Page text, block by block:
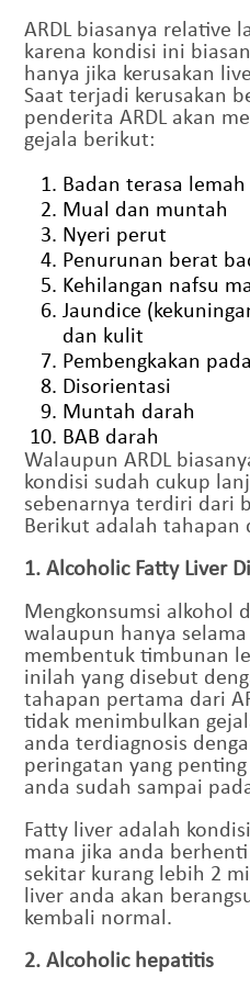
ARDL biasanya relative
karena kondisi ini
hanya jika kerusakan
Saat terjadi kerusakan
penderita ARDL akan
gejala berikut:
Badan terasa lemah
Mual dan muntah
Nyeri perut
Penurunan berat
Kehilangan nafsu
Jaundice
dan kulit
Pembengkakan
Disorientasi
Muntah darah
BAB darah
Walaupun ARDL
kondisi sudah cukup
sebenarnya terdiri dari
Berikut adalah tahapan
1. Alcoholic Fatty Liver
Mengkonsumsi alkohol
walaupun hanya
membentuk timbunan
inilah yang disebut
tahapan pertama dari
tidak menimbulkan
anda terdiagnosis
peringatan yang
anda sudah sampai
Fatty liver adalah
mana jika anda
sekitar kurang lebih 2
liver anda akan
kembali normal.
2. Alcoholic hepatitis